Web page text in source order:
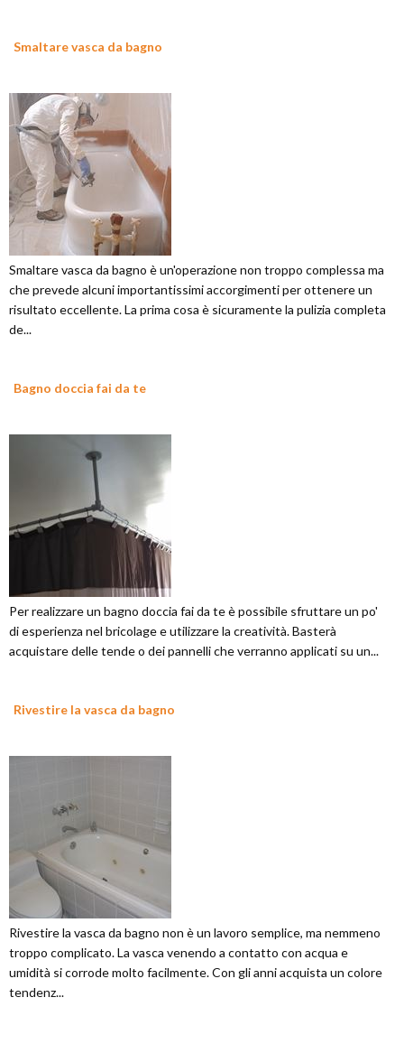
Smaltare vasca da bagno
Smaltare vasca da bagno è un'operazione non troppo complessa ma
che prevede alcuni importantissimi accorgimenti per ottenere un
risultato eccellente. La prima cosa è sicuramente la pulizia completa
de...
Bagno doccia fai da te
Per realizzare un bagno doccia fai da te è possibile sfruttare un po'
di esperienza nel bricolage e utilizzare la creatività. Basterà
acquistare delle tende o dei pannelli che verranno applicati su un...
Rivestire la vasca da bagno
Rivestire la vasca da bagno non è un lavoro semplice, ma nemmeno
troppo complicato. La vasca venendo a contatto con acqua e
umidità si corrode molto facilmente. Con gli anni acquista un colore
tendenz...